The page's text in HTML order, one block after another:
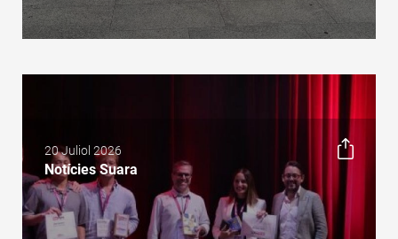
20 Juliol 2026
Notícies Suara